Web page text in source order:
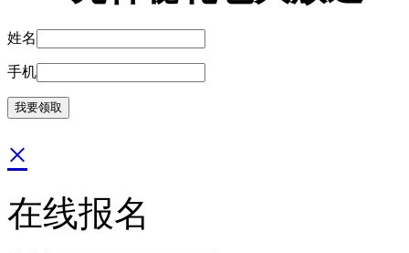
姓名
手机
×
在线报名